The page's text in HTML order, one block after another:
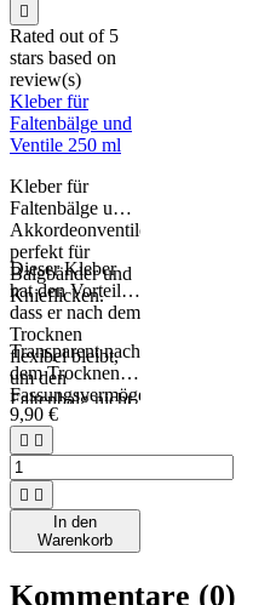

Rated out of 5
stars based on
review(s)
Kleber für
Faltenbälge und
Ventile 250 ml
Kleber für
Faltenbälge und
Akkordeonventile.
perfekt für
Balgbänder und
Knieflicken.
Dieser Kleber
hat den Vorteil,
dass er nach dem
Trocknen
flexibel bleibt,
um den
Faltenbalg nicht
zu versteifen.
Transparent nach
dem Trocknen.
Fassungsvermögen:
250 ml, genug,
um mehrere
Akkordeons
(Bälge und
Ventile) komplett
zu erneuern.
9,90 €
 
 
In den
Warenkorb
Kommentare (0)